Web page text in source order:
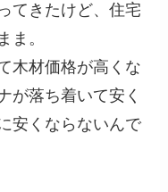
てきたけど、住宅
ま。
木材価格が高くな
が落ち着いて安く
安くならないんで